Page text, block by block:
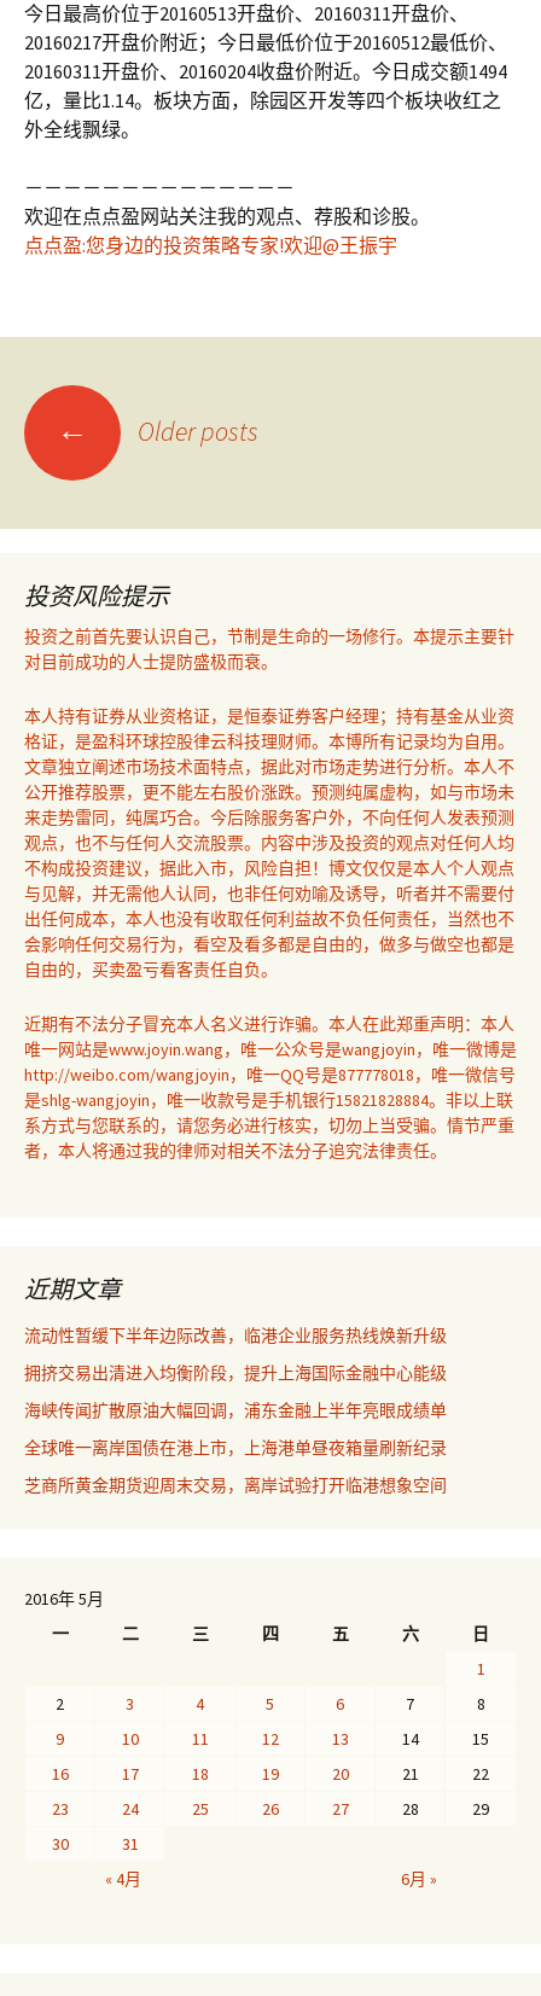
今日最高价位于20160513开盘价、20160311开盘价、
20160217开盘价附近；今日最低价位于20160512最低价、
20160311开盘价、20160204收盘价附近。今日成交额1494
亿，量比1.14。板块方面，除园区开发等四个板块收红之
外全线飘绿。
－－－－－－－－－－－－－－
欢迎在点点盈网站关注我的观点、荐股和诊股。
点点盈:您身边的投资策略专家!欢迎@王振宇
Posts
navigation
← Older posts
投资风险提示
投资之前首先要认识自己，节制是生命的一场修行。本提示主要针
对目前成功的人士提防盛极而衰。
本人持有证券从业资格证，是恒泰证券客户经理；持有基金从业资
格证，是盈科环球控股律云科技理财师。本博所有记录均为自用。
文章独立阐述市场技术面特点，据此对市场走势进行分析。本人不
公开推荐股票，更不能左右股价涨跌。预测纯属虚构，如与市场未
来走势雷同，纯属巧合。今后除服务客户外，不向任何人发表预测
观点，也不与任何人交流股票。内容中涉及投资的观点对任何人均
不构成投资建议，据此入市，风险自担！博文仅仅是本人个人观点
与见解，并无需他人认同，也非任何劝喻及诱导，听者并不需要付
出任何成本，本人也没有收取任何利益故不负任何责任，当然也不
会影响任何交易行为，看空及看多都是自由的，做多与做空也都是
自由的，买卖盈亏看客责任自负。
近期有不法分子冒充本人名义进行诈骗。本人在此郑重声明：本人
唯一网站是www.joyin.wang，唯一公众号是wangjoyin，唯一微博是
http://weibo.com/wangjoyin，唯一QQ号是877778018，唯一微信号
是shlg-wangjoyin，唯一收款号是手机银行15821828884。非以上联
系方式与您联系的，请您务必进行核实，切勿上当受骗。情节严重
者，本人将通过我的律师对相关不法分子追究法律责任。
近期文章
流动性暂缓下半年边际改善，临港企业服务热线焕新升级
拥挤交易出清进入均衡阶段，提升上海国际金融中心能级
海峡传闻扩散原油大幅回调，浦东金融上半年亮眼成绩单
全球唯一离岸国债在港上市，上海港单昼夜箱量刷新纪录
芝商所黄金期货迎周末交易，离岸试验打开临港想象空间
2016年 5月
一
二 三 四 五 六
日
1
2
3 4 5 6 7
8
9
10 11 12 13 14
15
16
17 18 19 20 21
22
23
24 25 26 27 28
29
30
31
« 4月
6月 »